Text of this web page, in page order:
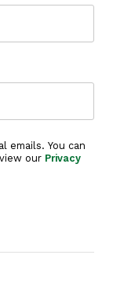
emails. You can
our Privacy